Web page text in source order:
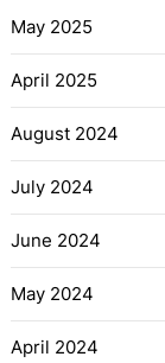
May 2025
April 2025
August 2024
July 2024
June 2024
May 2024
April 2024